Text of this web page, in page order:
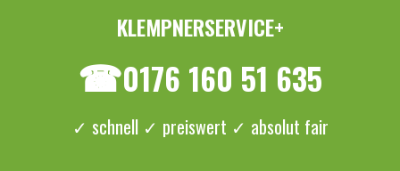
KLEMPNERSERVICE+
☎0176 160 51 635
✓ schnell ✓ preiswert ✓ absolut fair